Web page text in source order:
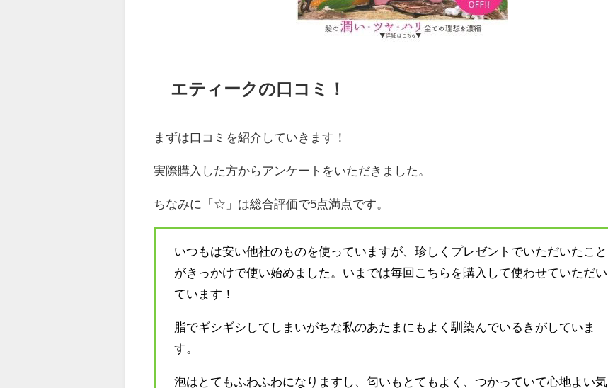
エティークの口コミ！
まずは口コミを紹介していきます！
実際購入した方からアンケートをいただきました。
ちなみに「☆」は総合評価で5点満点です。
いつもは安い他社のものを使っていますが、珍しくプレゼントでいただいたこと
がきっかけで使い始めました。いまでは毎回こちらを購入して使わせていただい
ています！
脂でギシギシしてしまいがちな私のあたまにもよく馴染んでいるきがしていま
す。
泡はとてもふわふわになりますし、匂いもとてもよく、つかっていて心地よい気